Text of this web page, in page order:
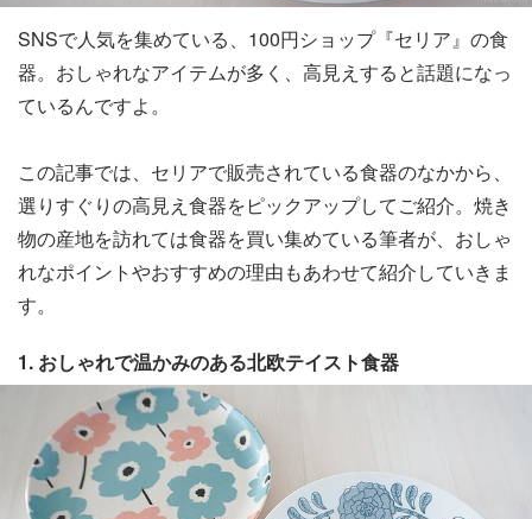
SNSで人気を集めている、100円ショップ『セリア』の食
器。おしゃれなアイテムが多く、高見えすると話題になっ
ているんですよ。
この記事では、セリアで販売されている食器のなかから、
選りすぐりの高見え食器をピックアップしてご紹介。焼き
物の産地を訪れては食器を買い集めている筆者が、おしゃ
れなポイントやおすすめの理由もあわせて紹介していきま
す。
1. おしゃれで温かみのある北欧テイスト食器